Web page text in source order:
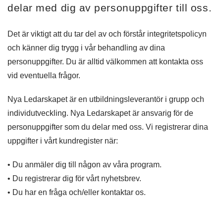
delar med dig av personuppgifter till oss.
Det är viktigt att du tar del av och förstår integritetspolicyn
och känner dig trygg i vår behandling av dina
personuppgifter. Du är alltid välkommen att kontakta oss
vid eventuella frågor.
Nya Ledarskapet är en utbildningsleverantör i grupp och
individutveckling. Nya Ledarskapet är ansvarig för de
personuppgifter som du delar med oss. Vi registrerar dina
uppgifter i vårt kundregister när:
• Du anmäler dig till någon av våra program.
• Du registrerar dig för vårt nyhetsbrev.
• Du har en fråga och/eller kontaktar os.